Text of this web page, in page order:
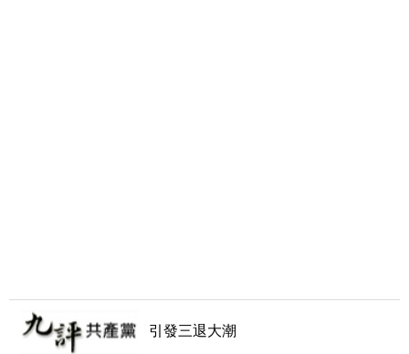
引發三退大潮